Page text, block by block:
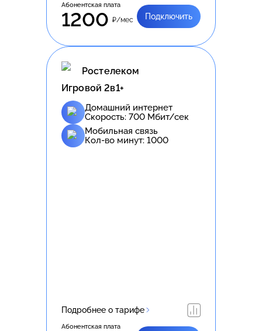
Абонентская плата
1200 ₽/мес Подключить
Ростелеком
Игровой 2в1+
Домашний интернет
Скорость: 700 Мбит/сек
Мобильная связь
Кол-во минут: 1000
Подробнее о тарифе
Абонентская плата